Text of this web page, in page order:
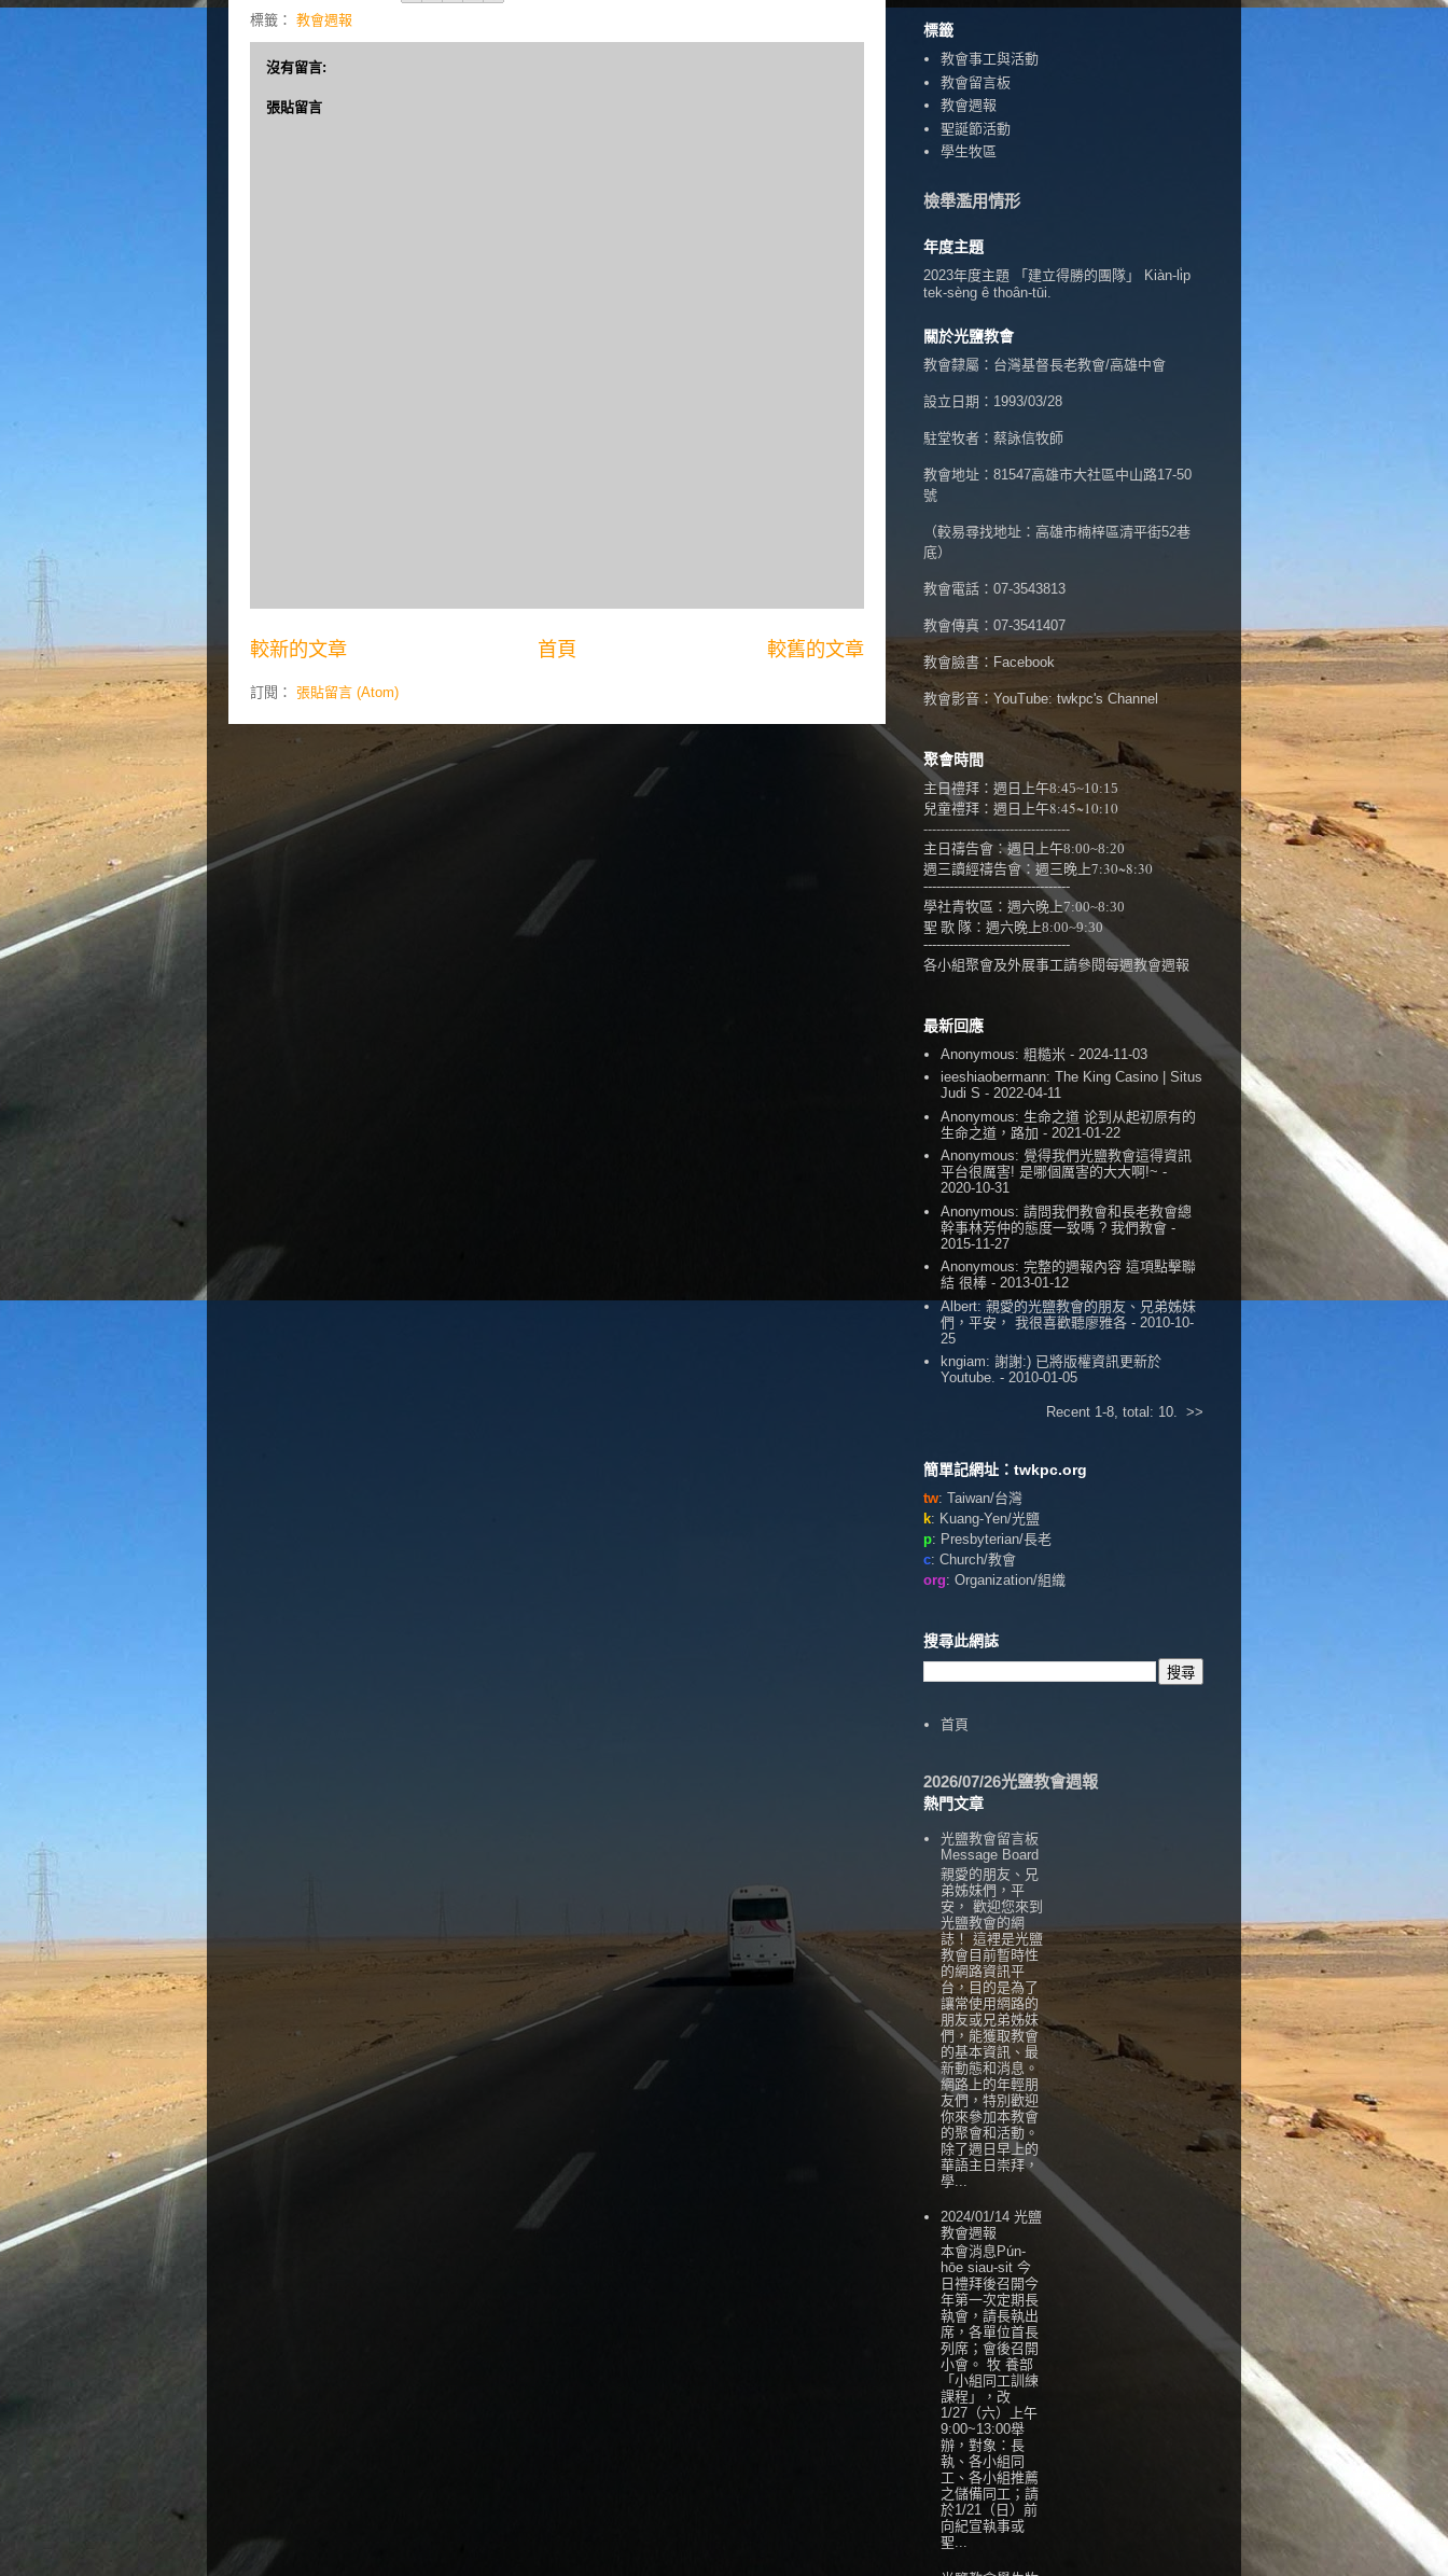
標籤： 教會週報
沒有留言:
張貼留言
較新的文章 較舊的文章
首頁
訂閱： 張貼留言 (Atom)
標籤
教會事工與活動
教會留言板
教會週報
聖誕節活動
學生牧區
檢舉濫用情形
年度主題
2023年度主題 「建立得勝的團隊」 Kiàn-li̍p
tek-sèng ê thoân-tūi.
關於光鹽教會
教會隸屬：台灣基督長老教會/高雄中會
設立日期：1993/03/28
駐堂牧者：蔡詠信牧師
教會地址： 81547高雄市大社區中山路17-50
號
（較易尋找地址：高雄市楠梓區清平街52巷
底）
教會電話：07-3543813
教會傳真：07-3541407
教會臉書： Facebook
教會影音：YouTube: twkpc's Channel
聚會時間
主日禮拜：週日上午8:45~10:15
兒童禮拜：週日上午8:45~10:10
----------------------------------
主日禱告會：週日上午8:00~8:20
週三讀經禱告會：週三晚上7:30~8:30
----------------------------------
學社青牧區：週六晚上7:00~8:30
聖 歌 隊： 週六晚上8:00~9:30
----------------------------------
各小組聚會及外展事工請參閱每週教會週報
最新回應
Anonymous:粗糙米 - 2024-11-03
ieeshiaobermann:The King Casino | Situs
Judi S - 2022-04-11
Anonymous: 生命之道 论到从起初原有的
生命之道，路加 - 2021-01-22
Anonymous: 覺得我們光鹽教會這得資訊
平台很厲害! 是哪個厲害的大大啊!~ -
2020-10-31
Anonymous:請問我們教會和長老教會總
幹事林芳仲的態度一致嗎 ? 我們教會 -
2015-11-27
Anonymous:完整的週報內容 這項點擊聯
結 很棒- 2013-01-12
Albert:親愛的光鹽教會的朋友、兄弟姊妹
們，平安， 我很喜歡聽廖雅各 - 2010-10-
25
kngiam:謝謝:) 已將版權資訊更新於
Youtube. - 2010-01-05
Recent 1-8, total: 10. >>
簡單記網址：twkpc.org
tw: Taiwan/台灣
k: Kuang-Yen/光鹽
p: Presbyterian/長老
c: Church/教會
org: Organization/組織
搜尋此網誌
首頁
2026/07/26光鹽教會週報
熱門文章
光鹽教會留言板
Message Board
親愛的朋友、兄
弟姊妹們，平
安， 歡迎您來到
光鹽教會的網
誌！ 這裡是光鹽
教會目前暫時性
的網路資訊平
台，目的是為了
讓常使用網路的
朋友或兄弟姊妹
們，能獲取教會
的基本資訊、最
新動態和消息。
網路上的年輕朋
友們，特別歡迎
你來參加本教會
的聚會和活動。
除了週日早上的
華語主日崇拜，
學...
2024/01/14 光鹽
教會週報
本會消息Pún-
hōe siau-sit 今
日禮拜後召開今
年第一次定期長
執會，請長執出
席，各單位首長
列席；會後召開
小會。 牧 養部
「小組同工訓練
課程」，改
1/27（六）上午
9:00~13:00舉
辦，對象：長
執、各小組同
工、各小組推薦
之儲備同工；請
於1/21（日）前
向紀宣執事或
聖...